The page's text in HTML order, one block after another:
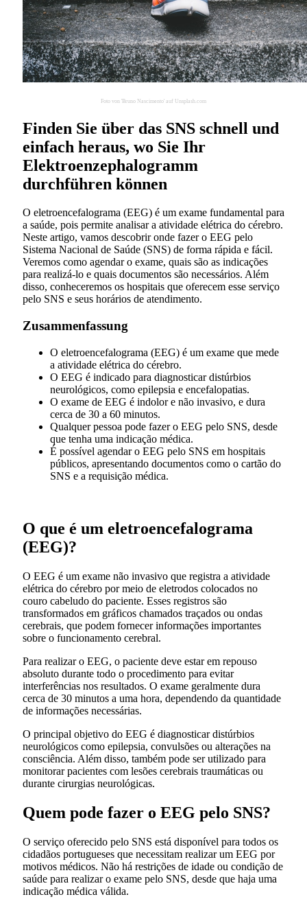
Foto von 'Bruno Nascimento' auf Unsplash.com
Finden Sie über das SNS schnell und
einfach heraus, wo Sie Ihr
Elektroenzephalogramm
durchführen können
O eletroencefalograma (EEG) é um exame fundamental para
a saúde, pois permite analisar a atividade elétrica do cérebro.
Neste artigo, vamos descobrir onde fazer o EEG pelo
Sistema Nacional de Saúde (SNS) de forma rápida e fácil.
Veremos como agendar o exame, quais são as indicações
para realizá-lo e quais documentos são necessários. Além
disso, conheceremos os hospitais que oferecem esse serviço
pelo SNS e seus horários de atendimento.
Zusammenfassung
O eletroencefalograma (EEG) é um exame que mede
a atividade elétrica do cérebro.
O EEG é indicado para diagnosticar distúrbios
neurológicos, como epilepsia e encefalopatias.
O exame de EEG é indolor e não invasivo, e dura
cerca de 30 a 60 minutos.
Qualquer pessoa pode fazer o EEG pelo SNS, desde
que tenha uma indicação médica.
É possível agendar o EEG pelo SNS em hospitais
públicos, apresentando documentos como o cartão do
SNS e a requisição médica.
O que é um eletroencefalograma
(EEG)?
O EEG é um exame não invasivo que registra a atividade
elétrica do cérebro por meio de eletrodos colocados no
couro cabeludo do paciente. Esses registros são
transformados em gráficos chamados traçados ou ondas
cerebrais, que podem fornecer informações importantes
sobre o funcionamento cerebral.
Para realizar o EEG, o paciente deve estar em repouso
absoluto durante todo o procedimento para evitar
interferências nos resultados. O exame geralmente dura
cerca de 30 minutos a uma hora, dependendo da quantidade
de informações necessárias.
O principal objetivo do EEG é diagnosticar distúrbios
neurológicos como epilepsia, convulsões ou alterações na
consciência. Além disso, também pode ser utilizado para
monitorar pacientes com lesões cerebrais traumáticas ou
durante cirurgias neurológicas.
Quem pode fazer o EEG pelo SNS?
O serviço oferecido pelo SNS está disponível para todos os
cidadãos portugueses que necessitam realizar um EEG por
motivos médicos. Não há restrições de idade ou condição de
saúde para realizar o exame pelo SNS, desde que haja uma
indicação médica válida.